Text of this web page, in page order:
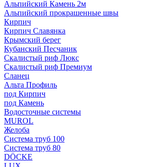
Альпийский Камень 2м
Альпийский прокрашенные швы
Кирпич
Кирпич Славянка
Крымский берег
Кубанский Песчаник
Скалистый риф Люкс
Скалистый риф Премиум
Сланец
Альта Профиль
под Кирпич
под Камень
Водосточные системы
MUROL
Желоба
Система труб 100
Система труб 80
DÖCKE